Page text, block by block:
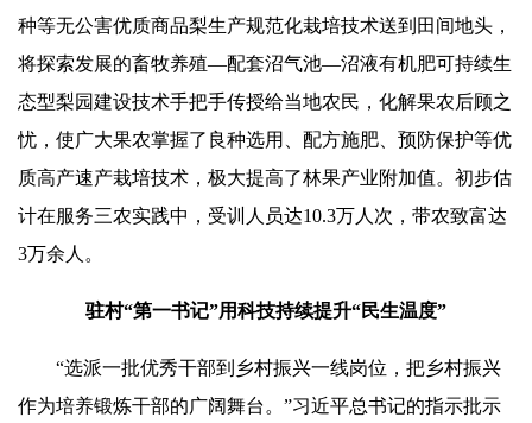
种等无公害优质商品梨生产规范化栽培技术送到田间地头，
将探索发展的畜牧养殖—配套沼气池—沼液有机肥可持续生
态型梨园建设技术手把手传授给当地农民，化解果农后顾之
忧，使广大果农掌握了良种选用、配方施肥、预防保护等优
质高产速产栽培技术，极大提高了林果产业附加值。初步估
计在服务三农实践中，受训人员达10.3万人次，带农致富达
3万余人。
驻村“第一书记”用科技持续提升“民生温度”
“选派一批优秀干部到乡村振兴一线岗位，把乡村振兴
作为培养锻炼干部的广阔舞台。”习近平总书记的指示批示